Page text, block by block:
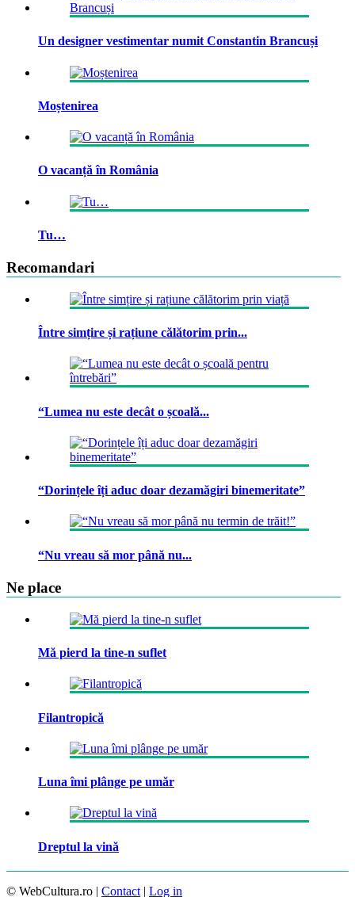
Un designer vestimentar numit Constantin Brancuși
Moștenirea
O vacanță în România
Tu…
Recomandari
Între simțire și rațiune călătorim prin...
“Lumea nu este decât o școală...
“Dorințele îți aduc doar dezamăgiri binemeritate”
“Nu vreau să mor până nu...
Ne place
Mă pierd la tine-n suflet
Filantropică
Luna îmi plânge pe umăr
Dreptul la vină
© WebCultura.ro | Contact | Log in